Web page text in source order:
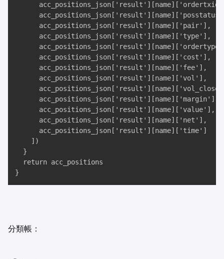
      acc_positions_json['result'][name]['pair'],
      acc_positions_json['result'][name]['type'],
      acc_positions_json['result'][name]['cost'],
      acc_positions_json['result'][name]['fee'],
      acc_positions_json['result'][name]['vol'],
      acc_positions_json['result'][name]['margin'],
      acc_positions_json['result'][name]['value'],
      acc_positions_json['result'][name]['net'],
      acc_positions_json['result'][name]['time']
    ])
  }
  return acc_positions
}
分類帳：